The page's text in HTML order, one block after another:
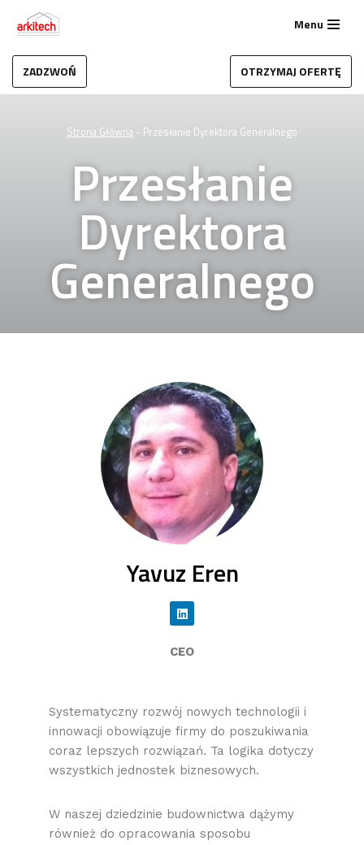
do
treści
Menu
ZADZWOŃ OTRZYMAJ OFERTĘ
Strona Główna - Przesłanie Dyrektora Generalnego
Przesłanie
Dyrektora
Generalnego
Yavuz Eren
CEO
Systematyczny rozwój nowych technologii i
innowacji obowiązuje firmy do poszukiwania
coraz lepszych rozwiązań. Ta logika dotyczy
wszystkich jednostek biznesowych.
W naszej dziedzinie budownictwa dążymy
również do opracowania sposobu